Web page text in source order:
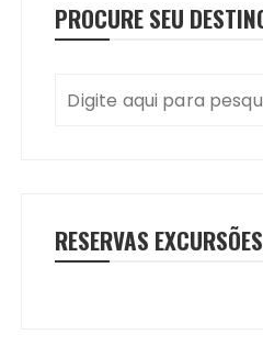
PROCURE SEU
RESERVAS